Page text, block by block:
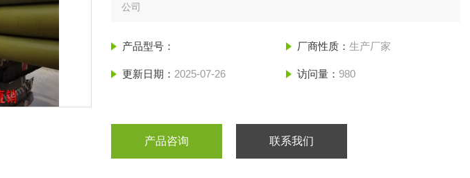
公司
产品型号： 厂商性质： 生产厂家
更新日期： 2025-07-26 访问量： 980
产品咨询 联系我们